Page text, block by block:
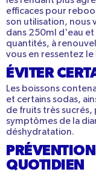
efficaces pour
son utilisation, nous
dans 250ml d'eau
quantités, à
vous en ressentez
ÉVITER
Les boissons
et certains sodas,
de fruits très
symptômes de la
déshydratation.
QUOTIDIEN